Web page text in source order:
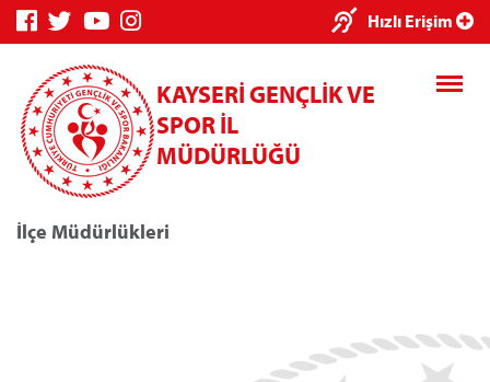
Hızlı Erişim
KAYSERİ GENÇLİK VE
SPOR İL
MÜDÜRLÜĞÜ
İlçe Müdürlükleri